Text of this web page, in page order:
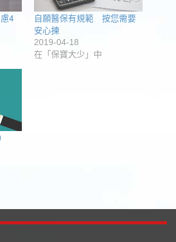
4
自願醫保有規範 按您需要
安心揀
2019-04-18
在「保寶大少」中